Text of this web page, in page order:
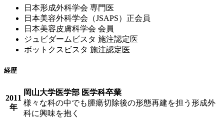
日本形成外科学会 専門医
日本美容外科学会（JSAPS）正会員
日本美容皮膚科学会 会員
ジュビダームビスタ 施注認定医
ボットクスビスタ 施注認定医
経歴
2011
年
岡山大学医学部 医学科卒業
様々な科の中でも腫瘍切除後の形態再建を担う形成外
科に興味を抱く